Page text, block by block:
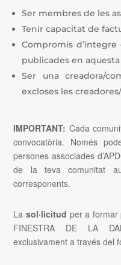
Ser membres de les
Tenir capacitat de
Compromís
publicades en
Ser una creadora/
excloses les
IMPORTANT: Cada
convocatòria. Només
persones associades
de la teva comunitat
corresponents.
La sol·licitud per a formar
FINESTRA DE LA
exclusivament a través del